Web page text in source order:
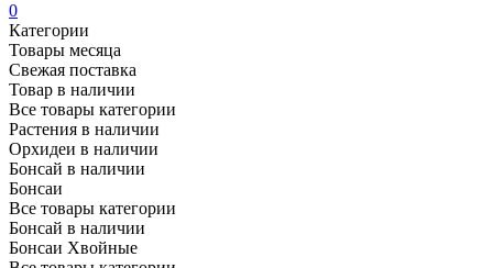
0
Категории
Товары месяца
Свежая поставка
Товар в наличии
Все товары категории
Растения в наличии
Орхидеи в наличии
Бонсай в наличии
Бонсаи
Все товары категории
Бонсай в наличии
Бонсаи Хвойные